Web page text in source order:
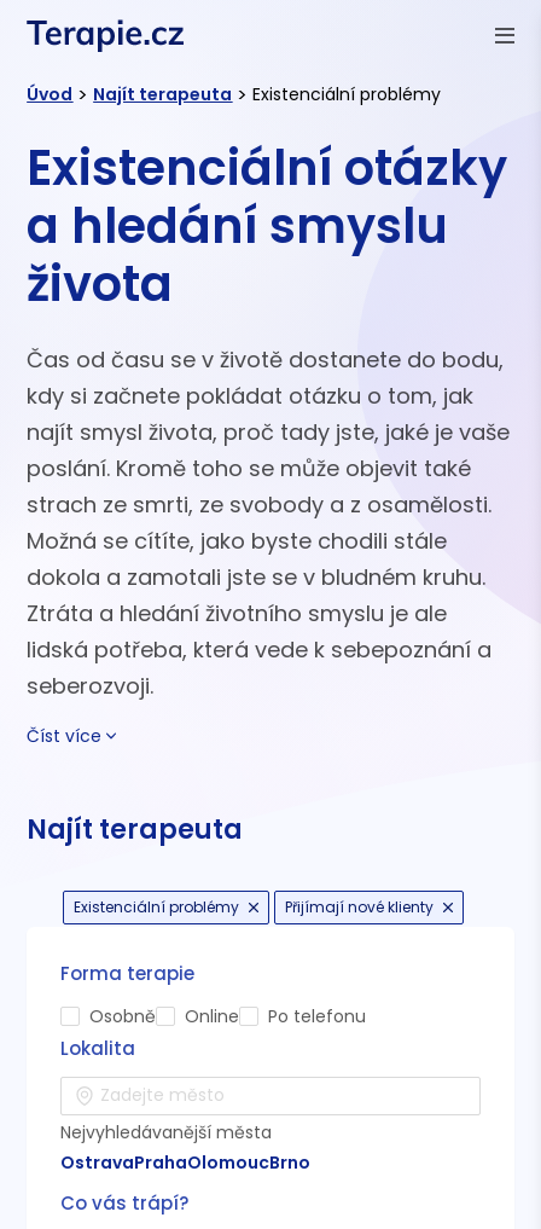
Úvod > Najít terapeuta > Existenciální problémy
Existenciální otázky
a hledání smyslu
života
Čas od času se v životě dostanete do bodu,
kdy si začnete pokládat otázku o tom, jak
najít smysl života, proč tady jste, jaké je vaše
poslání. Kromě toho se může objevit také
strach ze smrti, ze svobody a z osamělosti.
Možná se cítíte, jako byste chodili stále
dokola a zamotali jste se v bludném kruhu.
Ztráta a hledání životního smyslu je ale
lidská potřeba, která vede k sebepoznání a
seberozvoji.
Číst více
Najít terapeuta
Forma terapie
Osobně Online Po telefonu
Lokalita
Nejvyhledávanější města
OstravaPrahaOlomoucBrno
Co vás trápí?
Existenciální problémy Přijímají nové klienty